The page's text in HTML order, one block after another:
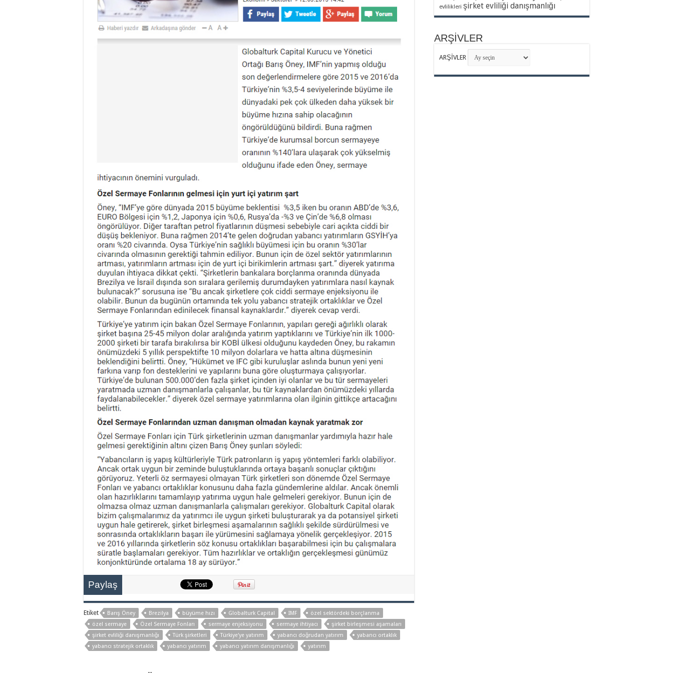
Paylaş
Etiket Barış Öney Brezilya büyüme hızı Globalturk Capital IMF
özel sektördeki borçlanma
özel sermaye
Özel Sermaye Fonları sermaye enjeksiyonu sermaye ihtiyacı
şirket birleşmesi aşamaları
şirket evliliği danışmanlığı
Türk şirketleri Türkiye'ye yatırım yabancı doğrudan yatırım
yabancı ortaklık
yabancı stratejik ortaklık
yabancı yatırım yabancı yatırım danışmanlığı yatırım
28 Şubat 2024
evlilikleri şirket evliliği danışmanlığı
ARŞİVLER
ARŞİVLER